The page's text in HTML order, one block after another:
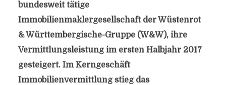
bundesweit tätige
Immobilienmaklergesellschaft der Wüstenrot
& Württembergische-Gruppe (W&W), ihre
Vermittlungsleistung im ersten Halbjahr 2017
gesteigert. Im Kerngeschäft
Immobilienvermittlung stieg das